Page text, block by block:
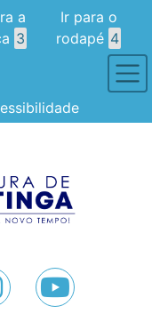
a
3
Ir para o
rodapé 4